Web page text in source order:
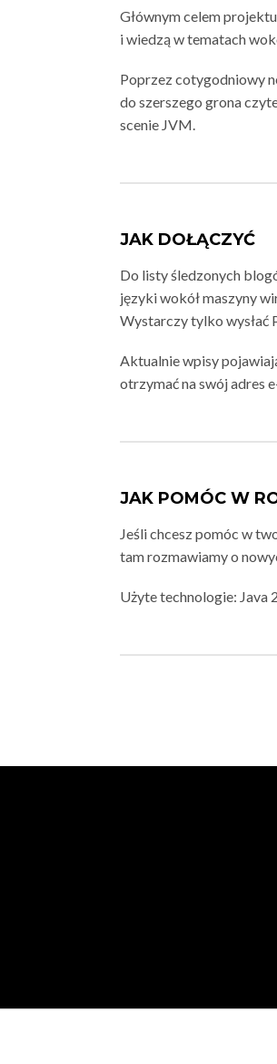
Głównym celem projektu
i wiedzą w tematach
Poprzez cotygodniowy
do szerszego grona
scenie JVM.
JAK DOŁĄCZYĆ
Do listy śledzonych
języki wokół maszyny
Wystarczy tylko wysłać
Aktualnie wpisy
otrzymać na swój adres
JAK POMÓC W
Jeśli chcesz pomóc w
tam rozmawiamy o
Użyte technologie: Java